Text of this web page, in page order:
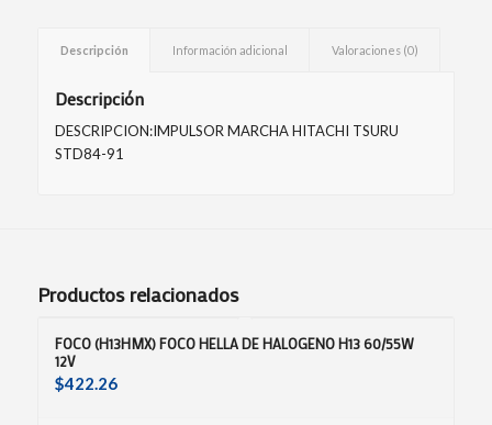
Descripción Información adicional Valoraciones (0)
Descripción
DESCRIPCION:IMPULSOR MARCHA HITACHI TSURU
STD84-91
Productos relacionados
FOCO (H13HMX) FOCO HELLA DE HALOGENO H13 60/55W
12V
$422.26